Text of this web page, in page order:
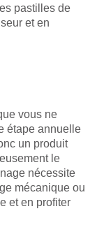
pastilles de
et en
vous ne
étape annuelle
un produit
le
nécessite
mécanique ou
et en profiter